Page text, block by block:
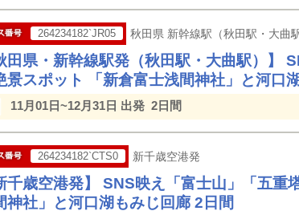
264234182`JR05 秋田県 新幹線駅（秋田駅・大曲駅
田県・新幹線駅発（秋田駅・大曲駅）】
景スポット 「新倉富士浅間神社」と河口
11月01日~12月31日 出発 2日間
264234182`CTS0 新千歳空港発
千歳空港発】 SNS映え「富士山」「五
神社」と河口湖もみじ回廊 2日間